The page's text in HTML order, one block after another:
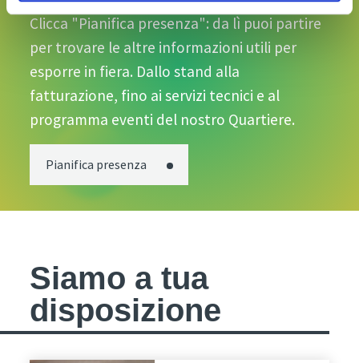
Clicca "Pianifica presenza": da lì puoi partire
per trovare le altre informazioni utili per
esporre in fiera. Dallo stand alla
fatturazione, fino ai servizi tecnici e al
programma eventi del nostro Quartiere.
Pianifica presenza
Siamo a tua
disposizione